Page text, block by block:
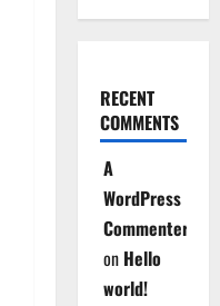
RECENT
COMMENTS
A
WordPress
Commenter
on Hello
world!